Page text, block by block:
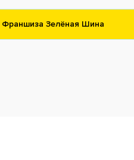
Франшиза Зелёная Шина